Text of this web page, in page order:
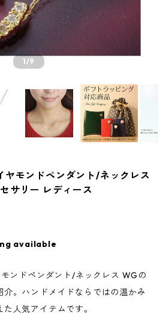
1/9
ヤモンドペンダント/ネックレス
サリー レディース
available
ンドペンダント/ネックレス WGの
。ハンドメイドならではの温かみ
人気アイテムです。